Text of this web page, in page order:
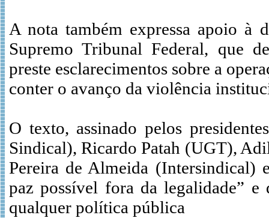
A nota também expressa apoio à
Supremo Tribunal Federal, que
preste esclarecimentos sobre a
conter o avanço da violência
O texto, assinado pelos
Sindical), Ricardo Patah (UGT),
Pereira de Almeida (Intersindical)
paz possível fora da legalidade”
qualquer política pública